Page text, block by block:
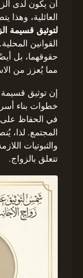
أن يكون لدى
العائلية، وهذا
لتوثيق قسيمة
القوانين
حقوقهما، بل
مما يُعزز من
إن توثيق
خطوات بناء
في الحفاظ
المجتمع. لذا،
والثبوتيات
تتعلق بالزواج.